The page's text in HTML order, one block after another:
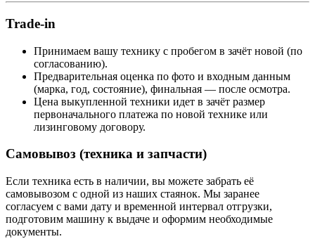
Trade-in
Принимаем вашу технику с пробегом в зачёт новой (по
согласованию).
Предварительная оценка по фото и входным данным
(марка, год, состояние), финальная — после осмотра.
Цена выкупленной техники идет в зачёт размер
первоначального платежа по новой технике или
лизинговому договору.
Самовывоз (техника и запчасти)
Если техника есть в наличии, вы можете забрать её
самовывозом с одной из наших стаянок. Мы заранее
согласуем с вами дату и временной интервал отгрузки,
подготовим машину к выдаче и оформим необходимые
документы.